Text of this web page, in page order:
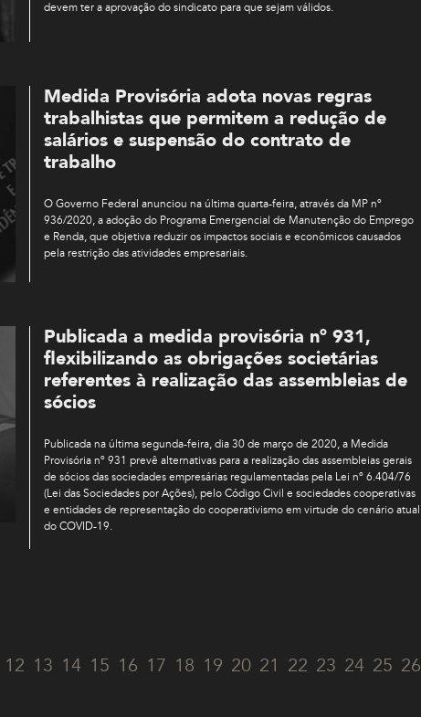
devem ter a aprovação do sindicato para que sejam válidos.
Medida Provisória adota novas regras
trabalhistas que permitem a redução de
salários e suspensão do contrato de
trabalho
O Governo Federal anunciou na última quarta-feira, através da MP nº
936/2020, a adoção do Programa Emergencial de Manutenção do Emprego
e Renda, que objetiva reduzir os impactos sociais e econômicos causados
pela restrição das atividades empresariais.
Publicada a medida provisória nº 931,
flexibilizando as obrigações societárias
referentes à realização das assembleias de
sócios
Publicada na última segunda-feira, dia 30 de março de 2020, a Medida
Provisória nº 931 prevê alternativas para a realização das assembleias gerais
de sócios das sociedades empresárias regulamentadas pela Lei nº 6.404/76
(Lei das Sociedades por Ações), pelo Código Civil e sociedades cooperativas
e entidades de representação do cooperativismo em virtude do cenário atual
do COVID-19.
12 13 14 15 16 17 18 19 20 21 22 23 24 25 26